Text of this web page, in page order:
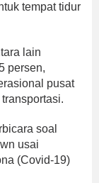
tempat tidur
lain
persen,
pusat
soal
usai
(Covid-19)